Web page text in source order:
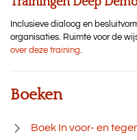
Inclusieve dialoog en
organisaties. Ruimte voor de
over deze training
Boeken
Boek In voor- en